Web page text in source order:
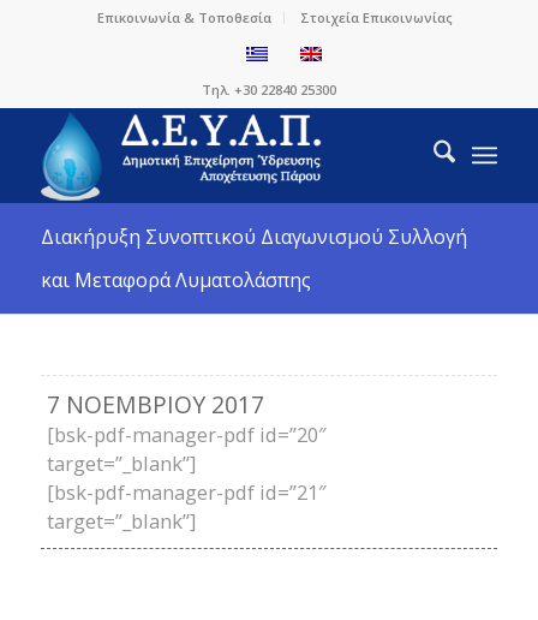
Επικοινωνία & Τοποθεσία Στοιχεία Επικοινωνίας
Τηλ. +30 22840 25300
Διακήρυξη Συνοπτικού Διαγωνισμού Συλλογή
και Μεταφορά Λυματολάσπης
7 ΝΟΕΜΒΡΊΟΥ 2017
[bsk-pdf-manager-pdf id=”20″
target=”_blank”]
[bsk-pdf-manager-pdf id=”21″
target=”_blank”]